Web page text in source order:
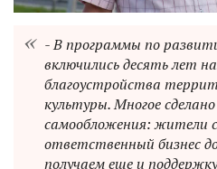
- В программы по
включились десять лет
благоустройства
культуры. Многое
самообложения: жители
ответственный бизнес
получаем еще и